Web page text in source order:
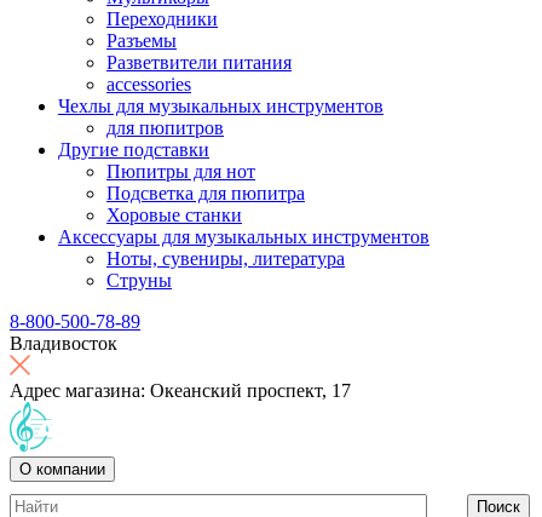
Переходники
Разъемы
Разветвители питания
accessories
Чехлы для музыкальных инструментов
для пюпитров
Другие подставки
Пюпитры для нот
Подсветка для пюпитра
Хоровые станки
Аксессуары для музыкальных инструментов
Ноты, сувениры, литература
Струны
8-800-500-78-89
Владивосток
Адрес магазина: Океанский проспект, 17
О компании
Поиск